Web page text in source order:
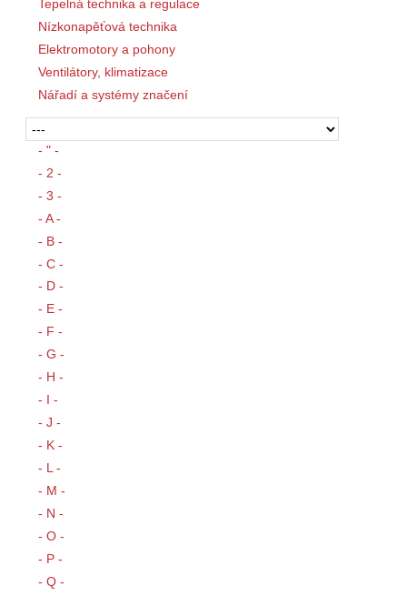
Tepelná technika a regulace
Nízkonapěťová technika
Elektromotory a pohony
Ventilátory, klimatizace
Nářadí a systémy značení
- " -
- 2 -
- 3 -
- A -
- B -
- C -
- D -
- E -
- F -
- G -
- H -
- I -
- J -
- K -
- L -
- M -
- N -
- O -
- P -
- Q -